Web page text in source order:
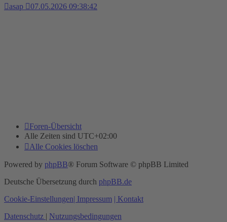
asap 07.05.2026 09:38:42
Foren-Übersicht
Alle Zeiten sind UTC+02:00
Alle Cookies löschen
Powered by phpBB® Forum Software © phpBB Limited
Deutsche Übersetzung durch phpBB.de
Cookie-Einstellungen| Impressum | Kontakt
Datenschutz | Nutzungsbedingungen